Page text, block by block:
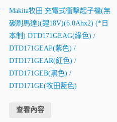
Makita牧田 充電式衝擊起子機(無
碳刷馬達)(鋰18V)(6.0Ahx2) (*日
本制) DTD171GEAG(綠色) /
DTD171GEAP(紫色) /
DTD171GEAR(紅色) /
DTD171GEB(黑色) /
DTD171GE(牧田藍色)
查看內容